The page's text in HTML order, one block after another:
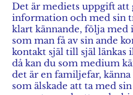
Det är mediets uppgift att
information och med sin
klart kännande, följa med
som man få av sin ande
kontakt själ till själ länkas
då kan du som medium
det är en familjefar,
som älskade att ta med